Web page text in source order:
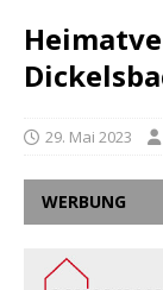
29. Mai 2023
WERBUNG